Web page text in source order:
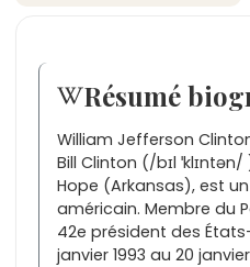
Résumé
William Jefferson
Bill Clinton (/bɪl
Hope (Arkansas), est
américain. Membre du
42e président des
janvier 1993 au 20 janvier